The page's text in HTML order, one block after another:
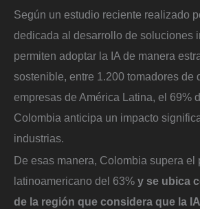
Según un estudio reciente realizado
dedicada al desarrollo de soluciones
permiten adoptar la IA de manera
sostenible, entre 1.200 tomadores de
empresas de América Latina, el 69%
Colombia anticipa un impacto
industrias.
De esas manera, Colombia supera el
latinoamericano del 63% y se ubica
de la región que considera que la